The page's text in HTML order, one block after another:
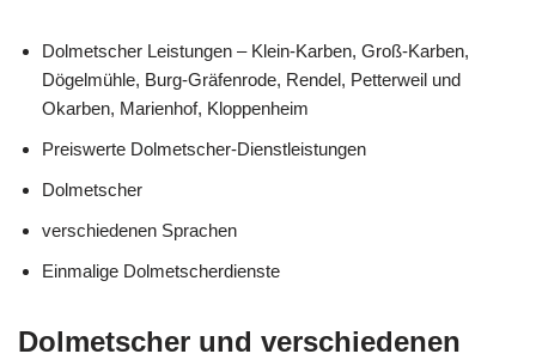
Dolmetscher Leistungen – Klein-Karben, Groß-Karben,
Dögelmühle, Burg-Gräfenrode, Rendel, Petterweil und
Okarben, Marienhof, Kloppenheim
Preiswerte Dolmetscher-Dienstleistungen
Dolmetscher
verschiedenen Sprachen
Einmalige Dolmetscherdienste
Dolmetscher und verschiedenen